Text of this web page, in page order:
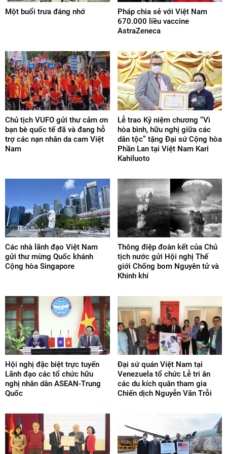
Một buổi trưa đáng nhớ
Pháp chia sẻ với Việt Nam
670.000 liều vaccine
AstraZeneca
Chủ tịch VUFO gửi thư cảm ơn
bạn bè quốc tế đã và đang hỗ
trợ các nạn nhân da cam Việt
Nam
Lễ trao Kỷ niệm chương “Vì
hòa bình, hữu nghị giữa các
dân tộc” tặng Đại sứ Cộng hòa
Phần Lan tại Việt Nam Kari
Kahiluoto
Các nhà lãnh đạo Việt Nam
gửi thư mừng Quốc khánh
Cộng hòa Singapore
Thông điệp đoàn kết của Chủ
tịch nước gửi Hội nghị Thế
giới Chống bom Nguyên tử và
Khinh khí
Hội nghị đặc biệt trực tuyến
Lãnh đạo các tổ chức hữu
nghị nhân dân ASEAN-Trung
Quốc
Đại sứ quán Việt Nam tại
Venezuela tổ chức Lễ tri ân
các du kích quân tham gia
Chiến dịch Nguyễn Văn Trỗi